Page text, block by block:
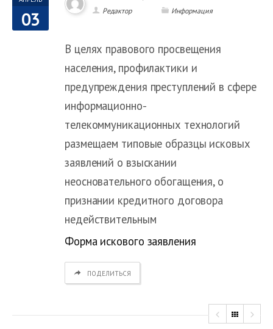
03 Редактор Информация
В целях правового просвещения
населения, профилактики и
предупреждения преступлений в сфере
информационно-
телекоммуникационных технологий
размещаем типовые образцы исковых
заявлений о взыскании
неосновательного обогащения, о
признании кредитного договора
недействительным
Форма искового заявления
ПОДЕЛИТЬСЯ